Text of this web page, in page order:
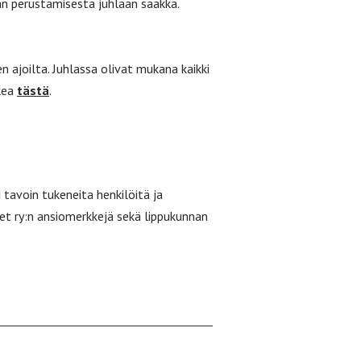
juhlaan saakka.
ajoilta. Juhlassa olivat mukana kaikki
tästä.
tavoin tukeneita henkilöitä ja
ry:n ansiomerkkejä sekä lippukunnan